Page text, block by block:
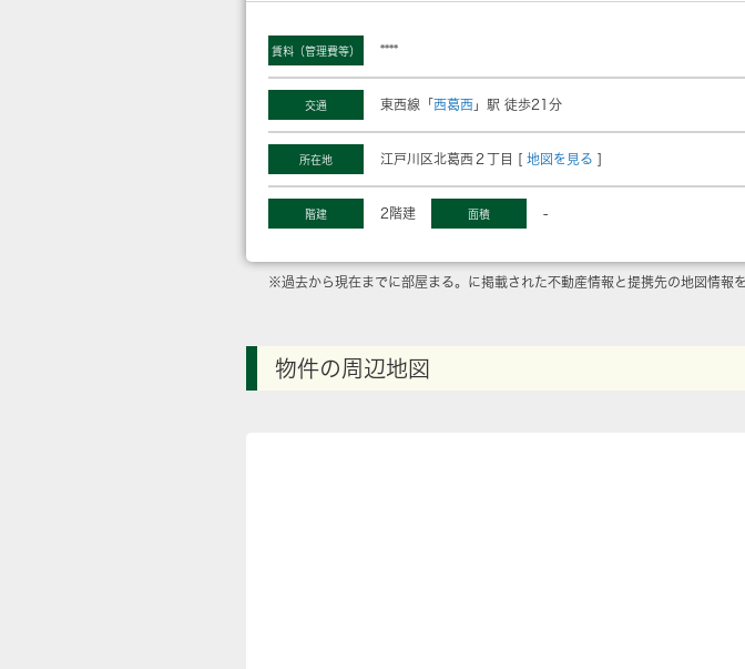
賃料（管理費等） ****
交通 東西線「 西葛西 」駅 徒歩21分
所在地 江戸川区北葛西２丁目 [ 地図を見る ]
階建 2階建 面積 -
※過去から現在までに部屋まる。に掲載された不動産情報と提携先の地図情報
物件の周辺地図